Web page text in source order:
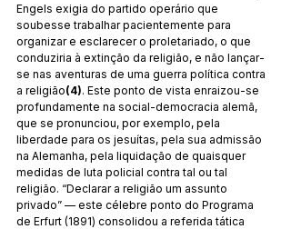
Engels exigia do partido operário que
soubesse trabalhar pacientemente para
organizar e esclarecer o proletariado, o que
conduziria à extinção da religião, e não lançar-
se nas aventuras de uma guerra política contra
a religião(4). Este ponto de vista enraizou-se
profundamente na social-democracia alemã,
que se pronunciou, por exemplo, pela
liberdade para os jesuítas, pela sua admissão
na Alemanha, pela liquidação de quaisquer
medidas de luta policial contra tal ou tal
religião. “Declarar a religião um assunto
privado” — este célebre ponto do Programa
de Erfurt (1891) consolidou a referida tática